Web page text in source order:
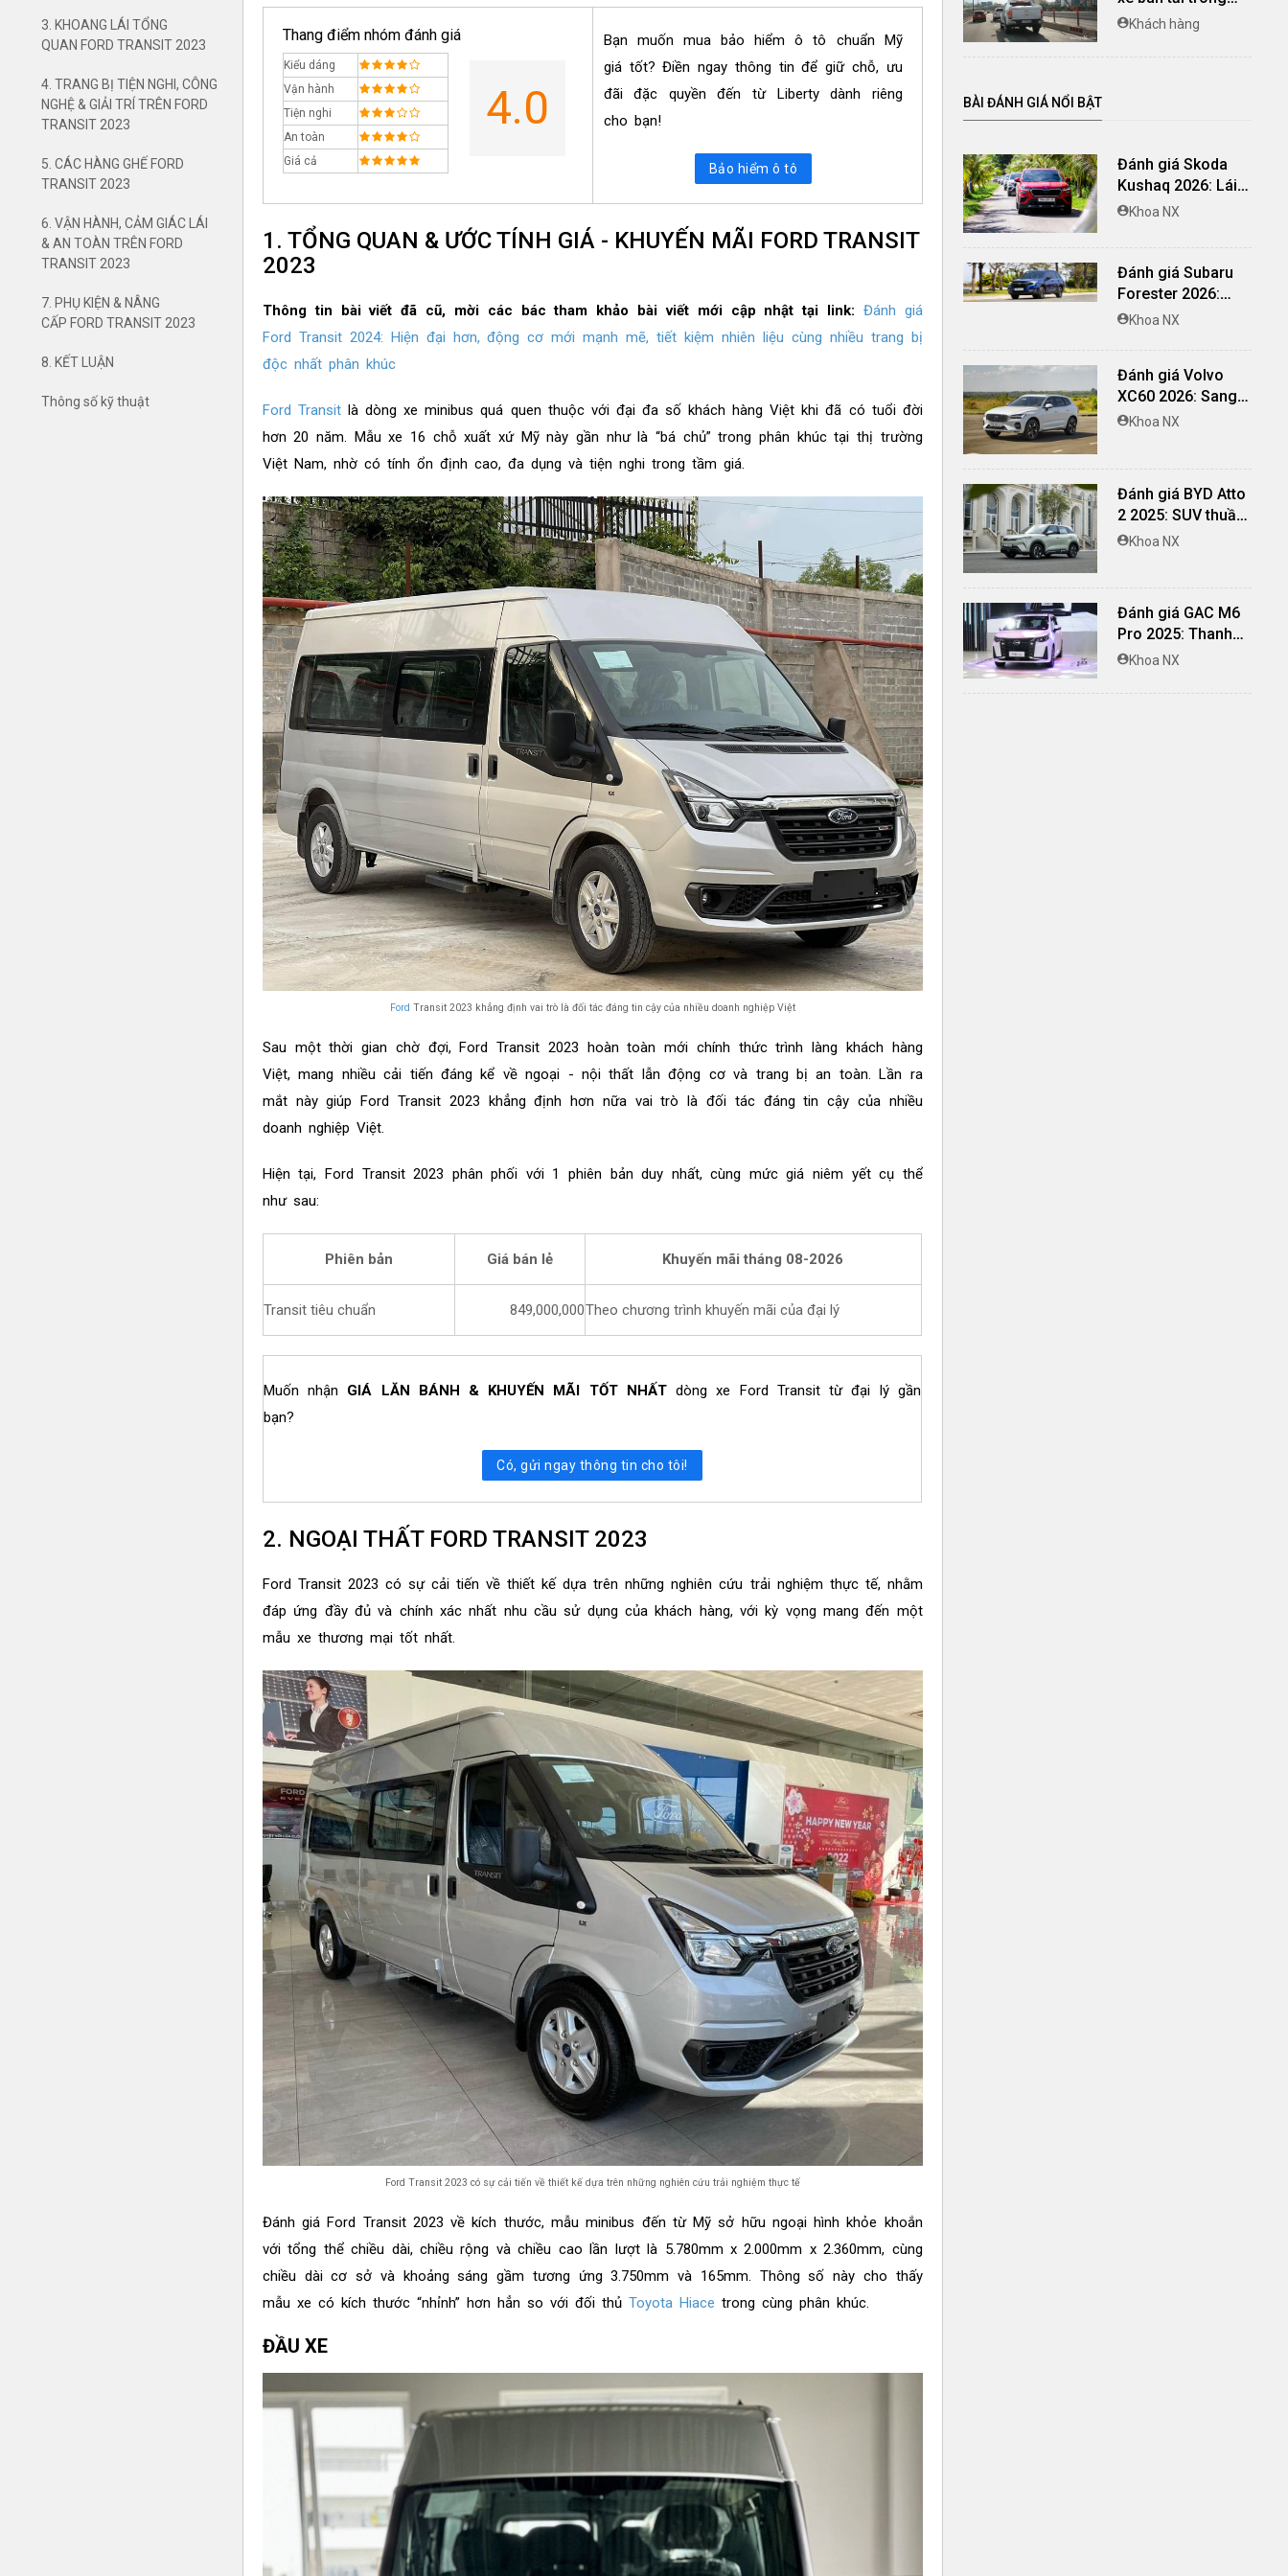
3. KHOANG LÁI TỔNG
QUAN FORD TRANSIT 2023
4. TRANG BỊ TIỆN NGHI, CÔNG
NGHỆ & GIẢI TRÍ TRÊN FORD
TRANSIT 2023
5. CÁC HÀNG GHẾ FORD
TRANSIT 2023
6. VẬN HÀNH, CẢM GIÁC LÁI
& AN TOÀN TRÊN FORD
TRANSIT 2023
7. PHỤ KIỆN & NÂNG
CẤP FORD TRANSIT 2023
8. KẾT LUẬN
Thông số kỹ thuật
Thang điểm nhóm đánh giá
Kiểu dáng
Vận hành
Tiện nghi
An toàn
Giá cả
4.0
Bạn muốn mua bảo hiểm ô tô chuẩn Mỹ
giá tốt? Điền ngay thông tin để giữ chỗ, ưu
đãi đặc quyền đến từ Liberty dành riêng
cho bạn!
Bảo hiểm ô tô
1. TỔNG QUAN & ƯỚC TÍNH GIÁ - KHUYẾN MÃI FORD TRANSIT
2023
Thông tin bài viết đã cũ, mời các bác tham khảo bài viết mới cập nhật tại link: Đánh giá
Ford Transit 2024: Hiện đại hơn, động cơ mới mạnh mẽ, tiết kiệm nhiên liệu cùng nhiều trang bị
độc nhất phân khúc
Ford Transitlà dòng xe minibus quá quen thuộc với đại đa số khách hàng Việt khi đã có tuổi đời
hơn 20 năm. Mẫu xe 16 chỗ xuất xứ Mỹ này gần như là “bá chủ” trong phân khúc tại thị trường
Việt Nam, nhờ có tính ổn định cao, đa dụng và tiện nghi trong tầm giá.
Ford Transit 2023 khẳng định vai trò là đối tác đáng tin cậy của nhiều doanh nghiệp Việt
Sau một thời gian chờ đợi, Ford Transit 2023 hoàn toàn mới chính thức trình làng khách hàng
Việt, mang nhiều cải tiến đáng kể về ngoại - nội thất lẫn động cơ và trang bị an toàn. Lần ra
mắt này giúp Ford Transit 2023 khẳng định hơn nữa vai trò là đối tác đáng tin cậy của nhiều
doanh nghiệp Việt.
Hiện tại, Ford Transit 2023 phân phối với 1 phiên bản duy nhất, cùng mức giá niêm yết cụ thể
như sau:
Phiên bản Giá bán lẻ Khuyến mãi tháng 08-2026
Transit tiêu chuẩn 849,000,000Theo chương trình khuyến mãi của đại lý
Muốn nhận GIÁ LĂN BÁNH & KHUYẾN MÃI TỐT NHẤTdòng xe Ford Transit từ đại lý gần
bạn?
Có, gửi ngay thông tin cho tôi!
2. NGOẠI THẤT FORD TRANSIT 2023
Ford Transit 2023 có sự cải tiến về thiết kế dựa trên những nghiên cứu trải nghiệm thực tế, nhằm
đáp ứng đầy đủ và chính xác nhất nhu cầu sử dụng của khách hàng, với kỳ vọng mang đến một
mẫu xe thương mại tốt nhất.
Ford Transit 2023 có sự cải tiến về thiết kế dựa trên những nghiên cứu trải nghiệm thực tế
Đánh giá Ford Transit 2023 về kích thước, mẫu minibus đến từ Mỹ sở hữu ngoại hình khỏe khoắn
với tổng thể chiều dài, chiều rộng và chiều cao lần lượt là 5.780mm x 2.000mm x 2.360mm, cùng
chiều dài cơ sở và khoảng sáng gầm tương ứng 3.750mm và 165mm. Thông số này cho thấy
mẫu xe có kích thước “nhỉnh” hơn hẳn so với đối thủ Toyota Hiace trong cùng phân khúc.
ĐẦU XE
phốKhách hàng
BÀI ĐÁNH GIÁ NỔI BẬT
Đánh giá Skoda
Kushaq 2026: Lái
thú vị, nhiều tiện
tranh
Khoa NX
Đánh giá Subaru
Forester 2026:
Mạnh mẽ, êm ái đi
ADAS hoàn hảo
Khoa NX
Đánh giá Volvo
XC60 2026: Sang
trọng tinh giản, an
Khoa NX
Đánh giá BYD Atto
2 2025: SUV thuần
điện lái hay, cách
Khoa NX
Đánh giá GAC M6
Pro 2025: Thanh
lịch, rộng rãi, đầy
hành tinh tế
Khoa NX